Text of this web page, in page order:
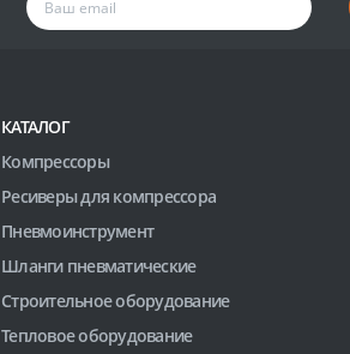
КАТАЛОГ
Компрессоры
Ресиверы для компрессора
Пневмоинструмент
Шланги пневматические
Строительное оборудование
Тепловое оборудование